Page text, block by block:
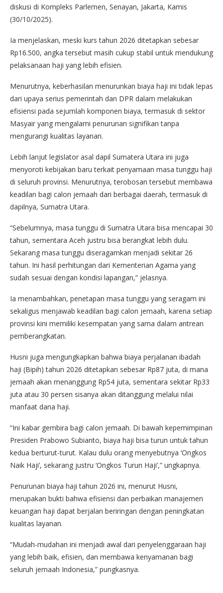
diskusi di Kompleks Parlemen, Senayan, Jakarta, Kamis
(30/10/2025).
Ia menjelaskan, meski kurs tahun 2026 ditetapkan sebesar
Rp16.500, angka tersebut masih cukup stabil untuk mendukung
pelaksanaan haji yang lebih efisien.
Menurutnya, keberhasilan menurunkan biaya haji ini tidak lepas
dari upaya serius pemerintah dan DPR dalam melakukan
efisiensi pada sejumlah komponen biaya, termasuk di sektor
Masyair yang mengalami penurunan signifikan tanpa
mengurangi kualitas layanan.
Lebih lanjut legislator asal dapil Sumatera Utara ini juga
menyoroti kebijakan baru terkait penyamaan masa tunggu haji
di seluruh provinsi. Menurutnya, terobosan tersebut membawa
keadilan bagi calon jemaah dari berbagai daerah, termasuk di
dapilnya, Sumatra Utara.
“Sebelumnya, masa tunggu di Sumatra Utara bisa mencapai 30
tahun, sementara Aceh justru bisa berangkat lebih dulu.
Sekarang masa tunggu diseragamkan menjadi sekitar 26
tahun. Ini hasil perhitungan dari Kementerian Agama yang
sudah sesuai dengan kondisi lapangan,” jelasnya.
Ia menambahkan, penetapan masa tunggu yang seragam ini
sekaligus menjawab keadilan bagi calon jemaah, karena setiap
provinsi kini memiliki kesempatan yang sama dalam antrean
pemberangkatan.
Husni juga mengungkapkan bahwa biaya perjalanan ibadah
haji (Bipih) tahun 2026 ditetapkan sebesar Rp87 juta, di mana
jemaah akan menanggung Rp54 juta, sementara sekitar Rp33
juta atau 30 persen sisanya akan ditanggung melalui nilai
manfaat dana haji.
“Ini kabar gembira bagi calon jemaah. Di bawah kepemimpinan
Presiden Prabowo Subianto, biaya haji bisa turun untuk tahun
kedua berturut-turut. Kalau dulu orang menyebutnya ‘Ongkos
Naik Haji’, sekarang justru ‘Ongkos Turun Haji’,” ungkapnya.
Penurunan biaya haji tahun 2026 ini, menurut Husni,
merupakan bukti bahwa efisiensi dan perbaikan manajemen
keuangan haji dapat berjalan beriringan dengan peningkatan
kualitas layanan.
“Mudah-mudahan ini menjadi awal dari penyelenggaraan haji
yang lebih baik, efisien, dan membawa kenyamanan bagi
seluruh jemaah Indonesia,” pungkasnya.